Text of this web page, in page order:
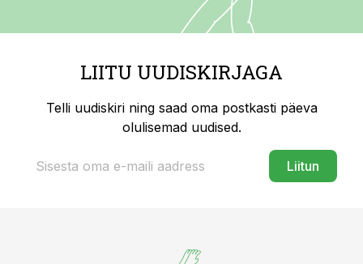
LIITU UUDISKIRJAGA
Telli uudiskiri ning saad oma postkasti päeva
olulisemad uudised.
Liitun